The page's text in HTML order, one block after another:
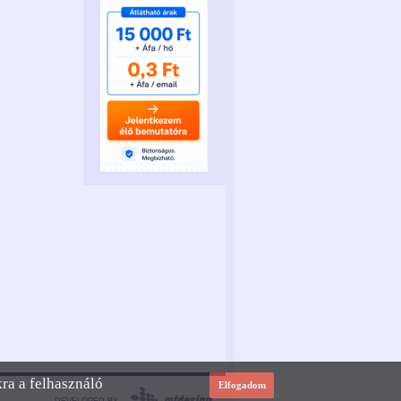
a felhasználó
Elfogadom